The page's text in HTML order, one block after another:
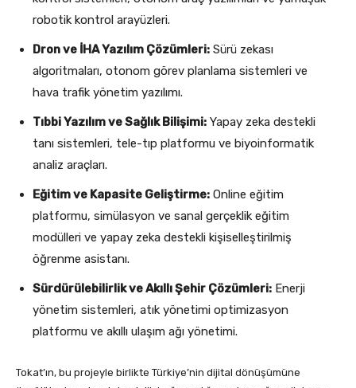
robotik kontrol arayüzleri.
Dron ve İHA Yazılım Çözümleri: Sürü zekası
algoritmaları, otonom görev planlama sistemleri ve
hava trafik yönetim yazılımı.
Tıbbi Yazılım ve Sağlık Bilişimi: Yapay zeka destekli
tanı sistemleri, tele-tıp platformu ve biyoinformatik
analiz araçları.
Eğitim ve Kapasite Geliştirme: Online eğitim
platformu, simülasyon ve sanal gerçeklik eğitim
modülleri ve yapay zeka destekli kişiselleştirilmiş
öğrenme asistanı.
Sürdürülebilirlik ve Akıllı Şehir Çözümleri: Enerji
yönetim sistemleri, atık yönetimi optimizasyon
platformu ve akıllı ulaşım ağı yönetimi.
Tokat’ın, bu projeyle birlikte Türkiye’nin dijital dönüşümüne